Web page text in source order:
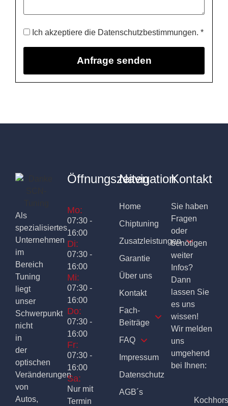
Ich akzeptiere die Datenschutzbestimmungen. *
Als
spezialisiertes
Unternehmen
im
Bereich
Tuning
liegt
unser
Schwerpunkt
nicht
in
der
optischen
Veränderungen
von
Autos,
Öffnungszeiten
Mo:
07:30 -
16:00
Di:
07:30 -
16:00
Mi:
07:30 -
16:00
Do:
07:30 -
16:00
Fr:
07:30 -
16:00
Sa:
Nur mit
Termin
Navigation
Home
Chiptuning
Zusatzleistungen
Garantie
Über uns
Kontakt
Fach-
Beiträge
FAQ
Impressum
Datenschutz
AGB´s
Kontakt
Sie haben
Fragen
oder
benötigen
weiter
Infos?
Dann
lassen Sie
es uns
wissen!
Wir melden
uns
umgehend
bei Ihnen: